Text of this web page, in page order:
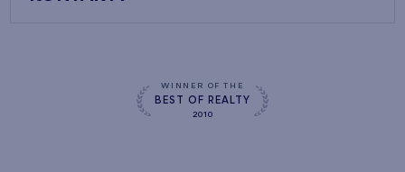
WINNER OF THE
BEST OF REALTY
2010